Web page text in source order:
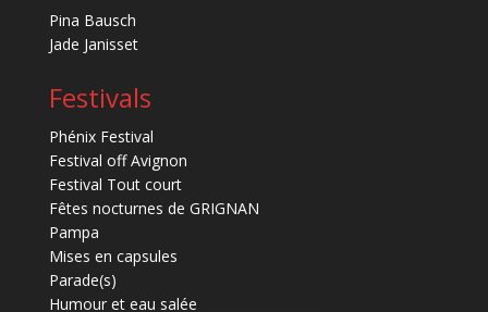
Pina Bausch
Jade Janisset
Festivals
Phénix Festival
Festival off Avignon
Festival Tout court
Fêtes nocturnes de GRIGNAN
Pampa
Mises en capsules
Parade(s)
Humour et eau salée